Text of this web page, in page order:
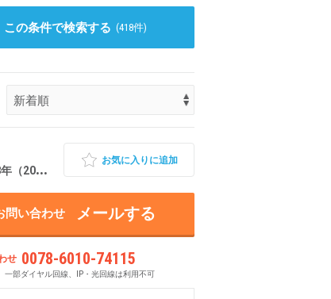
この条件で検索する (418件)
三重県四日市市
お気に入りに追加
問い合わせ メールする
せ 0078-6010-74115
一部ダイヤル回線、IP・光回線は利用不可